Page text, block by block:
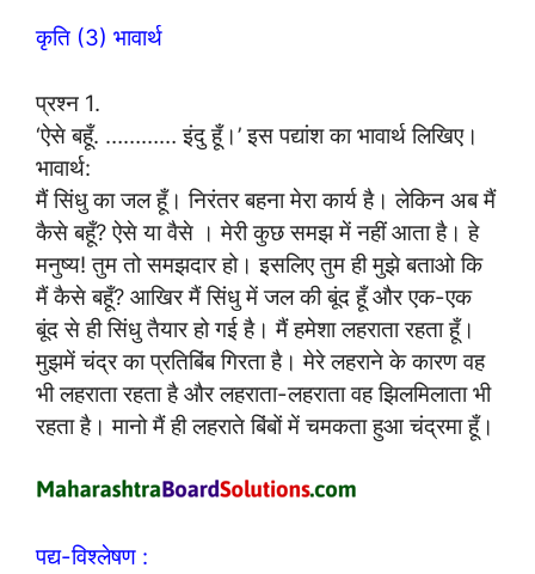
कृति (3) भावार्थ
प्रश्न 1.
‘ऐसे बहूँ. ………… इंदु हूँ।’ इस पद्यांश का भावार्थ लिखिए।
भावार्थ:
मैं सिंधु का जल हूँ। निरंतर बहना मेरा कार्य है। लेकिन अब मैं
कैसे बहूँ? ऐसे या वैसे । मेरी कुछ समझ में नहीं आता है। हे
मनुष्य! तुम तो समझदार हो। इसलिए तुम ही मुझे बताओ कि
मैं कैसे बहूँ? आखिर मैं सिंधु में जल की बूंद हूँ और एक-एक
बूंद से ही सिंधु तैयार हो गई है। मैं हमेशा लहराता रहता हूँ।
मुझमें चंद्र का प्रतिबिंब गिरता है। मेरे लहराने के कारण वह
भी लहराता रहता है और लहराता-लहराता वह झिलमिलाता भी
रहता है। मानो मैं ही लहराते बिंबों में चमकता हुआ चंद्रमा हूँ।
पद्य-विश्लेषण :